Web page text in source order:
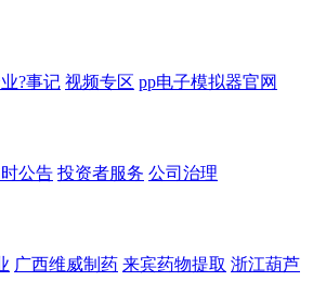
?事记 视频专区 pp电子模拟器官网
公告 投资者服务 公司治理
广西维威制药 来宾药物提取 浙江葫芦